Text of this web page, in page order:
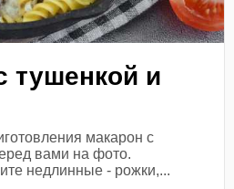
тушенкой и
макарон с
вами на фото.
недлинные - рожки,...